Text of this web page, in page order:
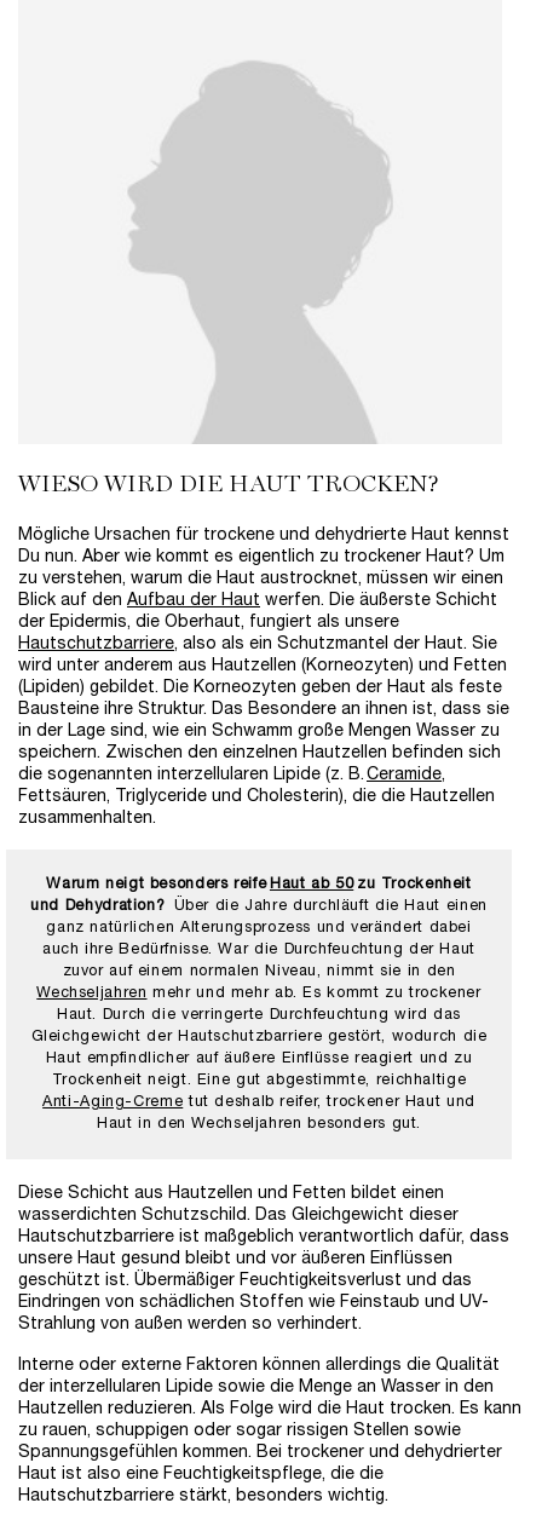
WIESO WIRD DIE HAUT TROCKEN?
Mögliche Ursachen für trockene und dehydrierte Haut kennst
Du nun. Aber wie kommt es eigentlich zu trockener Haut? Um
zu verstehen, warum die Haut austrocknet, müssen wir einen
Blick auf den Aufbau der Haut werfen. Die äußerste Schicht
der Epidermis, die Oberhaut, fungiert als unsere
Hautschutzbarriere, also als ein Schutzmantel der Haut. Sie
wird unter anderem aus Hautzellen (Korneozyten) und Fetten
(Lipiden) gebildet. Die Korneozyten geben der Haut als feste
Bausteine ihre Struktur. Das Besondere an ihnen ist, dass sie
in der Lage sind, wie ein Schwamm große Mengen Wasser zu
speichern. Zwischen den einzelnen Hautzellen befinden sich
die sogenannten interzellularen Lipide (z. B. Ceramide,
Fettsäuren, Triglyceride und Cholesterin), die die Hautzellen
zusammenhalten.
Warum neigt besonders reife Haut ab 50zu Trockenheit
und Dehydration?
Über die Jahre durchläuft die Haut einen
ganz natürlichen Alterungsprozess und verändert dabei
auch ihre Bedürfnisse. War die Durchfeuchtung der Haut
zuvor auf einem normalen Niveau, nimmt sie in den
Wechseljahren mehr und mehr ab. Es kommt zu trockener
Haut. Durch die verringerte Durchfeuchtung wird das
Gleichgewicht der Hautschutzbarriere gestört, wodurch die
Haut empfindlicher auf äußere Einflüsse reagiert und zu
Trockenheit neigt. Eine gut abgestimmte, reichhaltige
Anti-Aging-Creme tut deshalb reifer, trockener Haut und
Haut in den Wechseljahren besonders gut.
Diese Schicht aus Hautzellen und Fetten bildet einen
wasserdichten Schutzschild. Das Gleichgewicht dieser
Hautschutzbarriere ist maßgeblich verantwortlich dafür, dass
unsere Haut gesund bleibt und vor äußeren Einflüssen
geschützt ist. Übermäßiger Feuchtigkeitsverlust und das
Eindringen von schädlichen Stoffen wie Feinstaub und UV-
Strahlung von außen werden so verhindert.
Interne oder externe Faktoren können allerdings die Qualität
der interzellularen Lipide sowie die Menge an Wasser in den
Hautzellen reduzieren. Als Folge wird die Haut trocken. Es kann
zu rauen, schuppigen oder sogar rissigen Stellen sowie
Spannungsgefühlen kommen. Bei trockener und dehydrierter
Haut ist also eine Feuchtigkeitspflege, die die
Hautschutzbarriere stärkt, besonders wichtig.